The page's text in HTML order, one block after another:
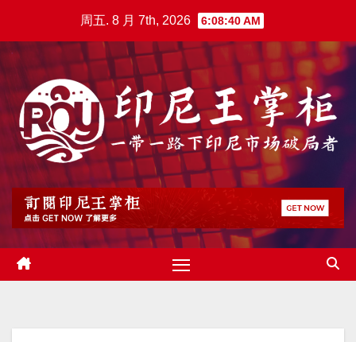
周五. 8 月 7th, 2026 6:08:41 AM